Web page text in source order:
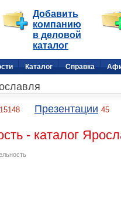
Добавить
компанию
в деловой
каталог
Каталог Справка
15148 Презентации 45
- каталог